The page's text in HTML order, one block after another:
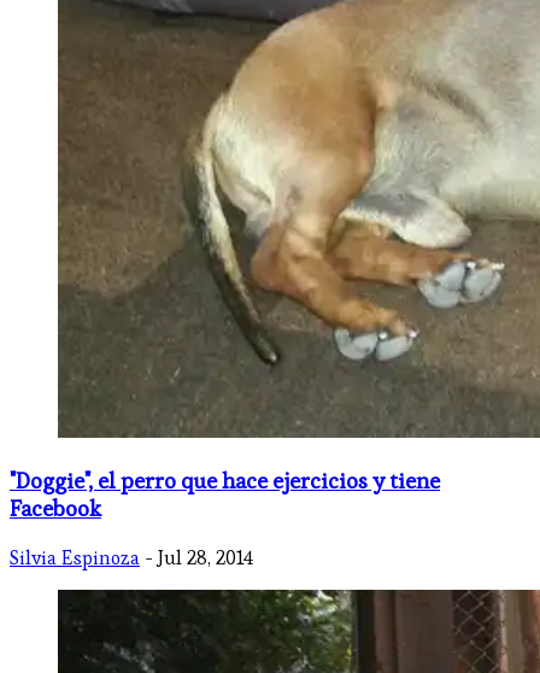
"Doggie", el perro que hace ejercicios y tiene
Facebook
Silvia Espinoza - Jul 28, 2014